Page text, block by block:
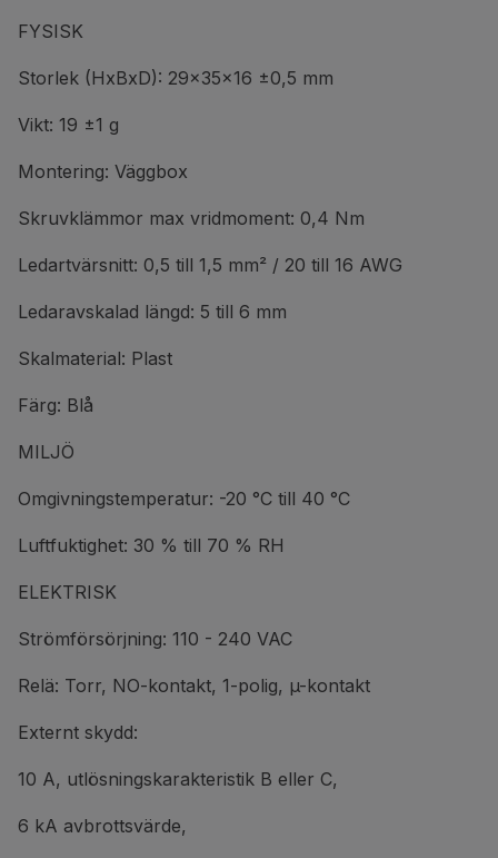
FYSISK
Storlek (HxBxD): 29x35x16 ±0,5 mm
Vikt: 19 ±1 g
Montering: Väggbox
Skruvklämmor max vridmoment: 0,4 Nm
Ledartvärsnitt: 0,5 till 1,5 mm² / 20 till 16 AWG
Ledaravskalad längd: 5 till 6 mm
Skalmaterial: Plast
Färg: Blå
MILJÖ
Omgivningstemperatur: -20 °C till 40 °C
Luftfuktighet: 30 % till 70 % RH
ELEKTRISK
Strömförsörjning: 110 - 240 VAC
Relä: Torr, NO-kontakt, 1-polig, µ-kontakt
Externt skydd:
10 A, utlösningskarakteristik B eller C,
6 kA avbrottsvärde,